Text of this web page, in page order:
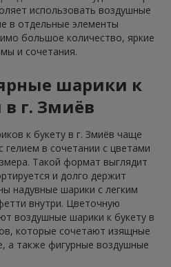
использовать воздушные
в отдельные элементы
большое количество, яркие
и сочетания.
шарики к
в г. Змиёв
к букету в г. Змиёв чаще
гелием в сочетании с цветами
Такой формат выглядит
и долго держит
надувные шарики с легким
внутри. Цветочную
воздушные шарики к букету в
которые сочетают изящные
а также фигурные воздушные